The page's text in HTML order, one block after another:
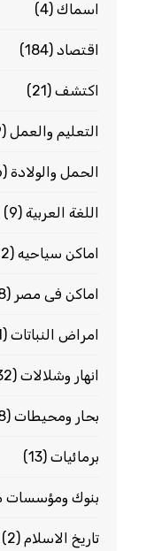
اسماك (4)
اقتصاد (184)
اكتشف (21)
التعليم والعمل (29)
الحمل والولادة (116)
اللغة العربية (9)
اماكن سياحيه (72)
اماكن فى مصر (8)
امراض النباتات (31)
انهار وشلالات (32)
بحار ومحيطات (58)
برمائيات (13)
بنوك ومؤسسات
تاريخ الاسلام (2)